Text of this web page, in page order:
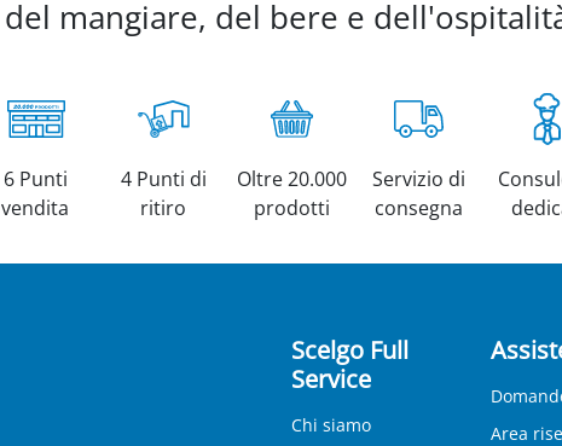
del mangiare, del bere e
6 Punti
vendita
4 Punti di
ritiro
Oltre 20.000
prodotti
Servizio di
consegna
Scelgo Full
Service
Chi siamo
Area